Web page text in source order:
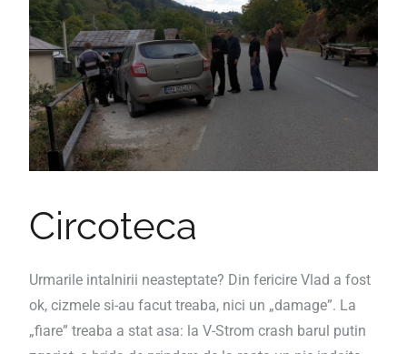
Circoteca
Urmarile intalnirii neasteptate? Din fericire Vlad a fost
ok, cizmele si-au facut treaba, nici un „damage”. La
„fiare” treaba a stat asa: la V-Strom crash barul putin